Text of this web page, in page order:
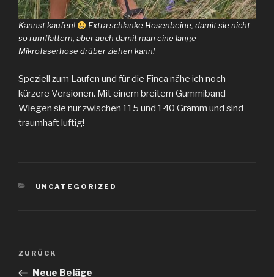
Kannst kaufen!
Extra schlanke Hosenbeine, damit sie nicht
so rumflattern, aber auch damit man eine lange
Mikrofaserhose drüber ziehen kann!
Speziell zum Laufen und für die Finca nähe ich noch
kürzere Versionen. Mit einem breitem Gummiband
Wiegen sie nur zwischen 115 und 140 Gramm und sind
traumhaft luftig!
KATEGORIEN
UNCATEGORIZED
Beitragsnavigation
Vorheriger
Beitrag
ZURÜCK
Neue Beläge